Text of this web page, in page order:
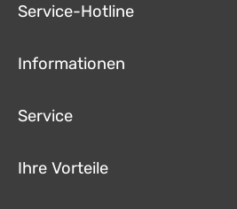
Service-Hotline
Informationen
Service
Ihre Vorteile